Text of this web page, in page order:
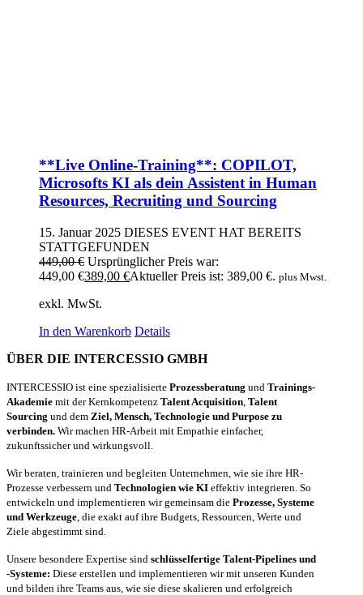
**Live Online-Training**: COPILOT,
Microsofts KI als dein Assistent in Human
Resources, Recruiting und Sourcing
15. Januar 2025 DIESES EVENT HAT BEREITS
STATTGEFUNDEN
449,00€ Ursprünglicher Preis war:
449,00 €389,00 €Aktueller Preis ist: 389,00 €. plus Mwst.
exkl. MwSt.
In den Warenkorb Details
ÜBER DIE INTERCESSIO GMBH
INTERCESSIO ist eine spezialisierte Prozessberatung und Trainings-
Akademie mit der Kernkompetenz Talent Acquisition Talent
Sourcing und dem Ziel, Mensch, Technologie und Purpose zu
verbinden. Wir machen HR-Arbeit mit Empathie einfacher,
zukunftssicher und wirkungsvoll.
Wir beraten, trainieren und begleiten Unternehmen, wie sie ihre HR-
Prozesse verbessern und Technologien wie KI effektiv integrieren. So
entwickeln und implementieren wir gemeinsam die Prozesse, Systeme
und Werkzeuge , die exakt auf ihre Budgets, Ressourcen, Werte und
Ziele abgestimmt sind.
Unsere besondere Expertise sind schlüsselfertige Talent-Pipelines und
-Systeme: Diese erstellen und implementieren wir mit unseren Kunden
und bilden ihre Teams aus, wie sie diese skalieren und erfolgreich